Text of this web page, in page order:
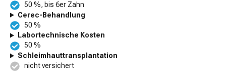
50 %, bis 6er Zahn
Cerec-Behandlung
50 %
Labortechnische Kosten
50 %
Schleimhauttransplantation
nicht versichert